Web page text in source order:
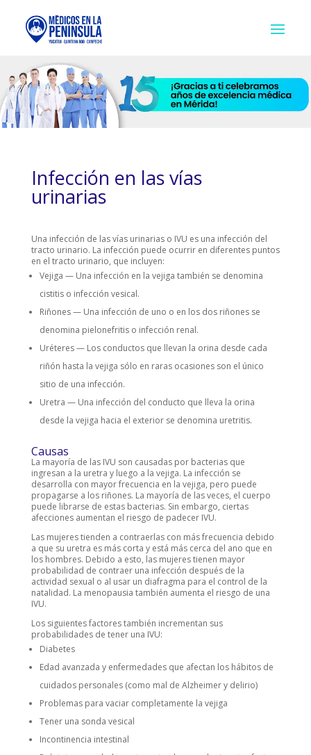
Infección en las vías
urinarias
Una infección de las vías urinarias o IVU es una infección del
tracto urinario. La infección puede ocurrir en diferentes puntos
en el tracto urinario, que incluyen:
Vejiga — Una infección en la vejiga también se denomina
cistitis o infección vesical.
Riñones — Una infección de uno o en los dos riñones se
denomina pielonefritis o infección renal.
Uréteres — Los conductos que llevan la orina desde cada
riñón hasta la vejiga sólo en raras ocasiones son el único
sitio de una infección.
Uretra — Una infección del conducto que lleva la orina
desde la vejiga hacia el exterior se denomina uretritis.
Causas
La mayoría de las IVU son causadas por bacterias que
ingresan a la uretra y luego a la vejiga. La infección se
desarrolla con mayor frecuencia en la vejiga, pero puede
propagarse a los riñones. La mayoría de las veces, el cuerpo
puede librarse de estas bacterias. Sin embargo, ciertas
afecciones aumentan el riesgo de padecer IVU.
Las mujeres tienden a contraerlas con más frecuencia debido
a que su uretra es más corta y está más cerca del ano que en
los hombres. Debido a esto, las mujeres tienen mayor
probabilidad de contraer una infección después de la
actividad sexual o al usar un diafragma para el control de la
natalidad. La menopausia también aumenta el riesgo de una
IVU.
Los siguientes factores también incrementan sus
probabilidades de tener una IVU:
Diabetes
Edad avanzada y enfermedades que afectan los hábitos de
cuidados personales (como mal de Alzheimer y delirio)
Problemas para vaciar completamente la vejiga
Tener una sonda vesical
Incontinencia intestinal